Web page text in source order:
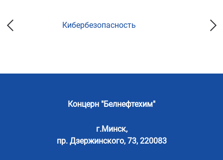
Кибербезопасность
Концерн "Белнефтехим"
г.Минск,
пр. Дзержинского, 73, 220083